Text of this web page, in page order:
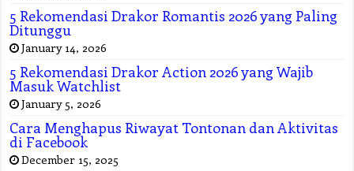
5 Rekomendasi Drakor Romantis 2026 yang Paling
Ditunggu
January 14, 2026
5 Rekomendasi Drakor Action 2026 yang Wajib
Masuk Watchlist
January 5, 2026
Cara Menghapus Riwayat Tontonan dan Aktivitas
di Facebook
December 15, 2025